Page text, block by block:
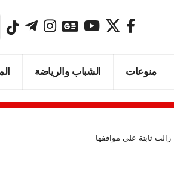
منوعات الشباب والرياضة
زالت ثابتة على مواقفها